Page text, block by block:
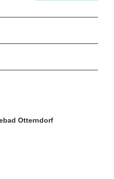
Otterndorf